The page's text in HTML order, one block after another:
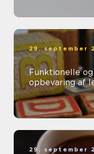
29. september
Funktionelle
opbevaring af
29. september